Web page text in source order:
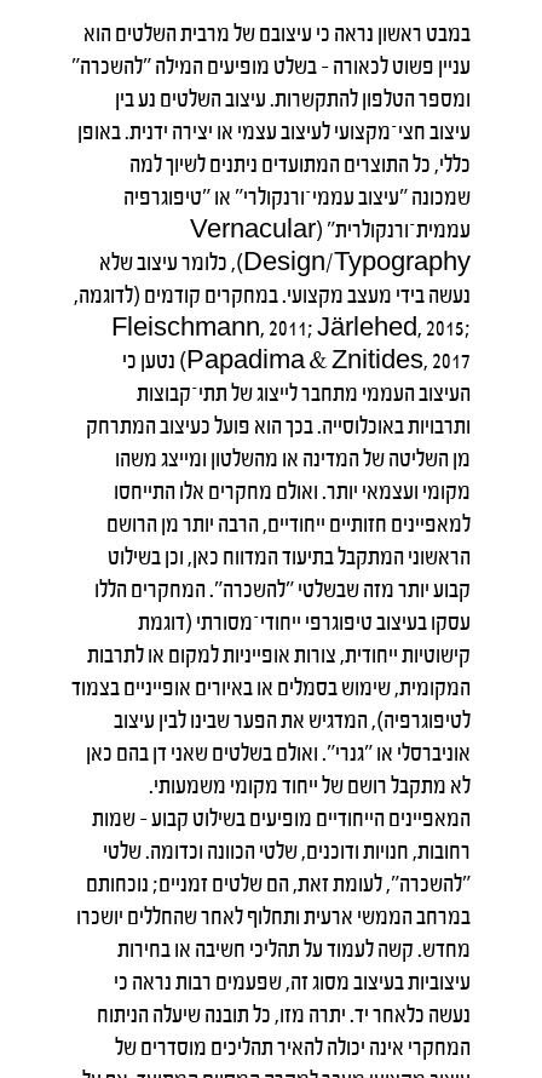
במבט ראשון נראה כי עיצובם של מרבית השלטים הוא
עניין פשוט לכאורה – בשלט מופיעים המילה "להשכרה"
ומספר הטלפון להתקשרות. עיצוב השלטים נע בין
עיצוב חצי־מקצועי לעיצוב עצמי או יצירה ידנית. באופן
כללי, כל התוצרים המתועדים ניתנים לשיוך למה
שמכונה "עיצוב עממי־ורנקולרי" או "טיפוגרפיה
עממית־ורנקולרית" (Vernacular
Design/Typography), כלומר עיצוב שלא
נעשה בידי מעצב מקצועי. במחקרים קודמים (לדוגמה,
Fleischmann, 2011; Järlehed, 2015;
Papadima & Znitides, 2017) נטען כי
העיצוב העממי מתחבר לייצוג של תתי־קבוצות
ותרבויות באוכלוסייה. בכך הוא פועל כעיצוב המתרחק
מן השליטה של המדינה או מהשלטון ומייצג משהו
מקומי ועצמאי יותר. ואולם מחקרים אלו התייחסו
למאפיינים חזותיים ייחודיים, הרבה יותר מן הרושם
הראשוני המתקבל בתיעוד המדווח כאן, וכן בשילוט
קבוע יותר מזה שבשלטי "להשכרה". המחקרים הללו
עסקו בעיצוב טיפוגרפי ייחודי־מסורתי (דוגמת
קישוטיות ייחודית, צורות אופייניות למקום או לתרבות
המקומית, שימוש בסמלים או באיורים אופייניים בצמוד
לטיפוגרפיה), המדגיש את הפער שבינו לבין עיצוב
אוניברסלי או "גנרי". ואולם בשלטים שאני דן בהם כאן
לא מתקבל רושם של ייחוד מקומי משמעותי.
המאפיינים הייחודיים מופיעים בשילוט קבוע – שמות
רחובות, חנויות ודוכנים, שלטי הכוונה וכדומה. שלטי
"להשכרה", לעומת זאת, הם שלטים זמניים; נוכחותם
במרחב הממשי ארעית ותחלוף לאחר שהחללים יושכרו
מחדש. קשה לעמוד על תהליכי חשיבה או בחירות
עיצוביות בעיצוב מסוג זה, שפעמים רבות נראה כי
נעשה כלאחר יד. יתרה מזו, כל תובנה שיעלה הניתוח
המחקרי אינה יכולה להאיר תהליכים מוסדרים של